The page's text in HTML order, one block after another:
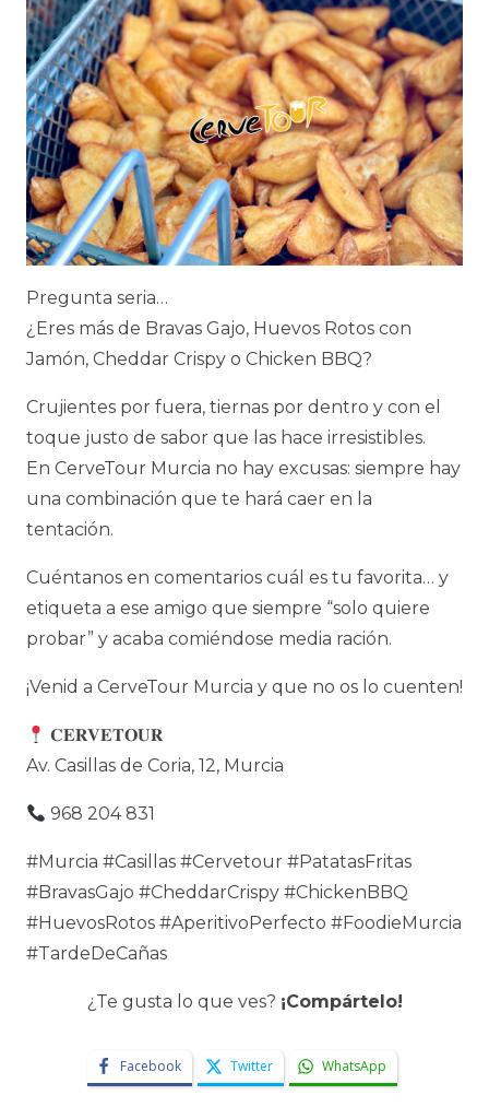
Pregunta seria…
¿Eres más de Bravas Gajo, Huevos Rotos con
Jamón, Cheddar Crispy o Chicken BBQ?
Crujientes por fuera, tiernas por dentro y con el
toque justo de sabor que las hace irresistibles.
En CerveTour Murcia no hay excusas: siempre hay
una combinación que te hará caer en la
tentación.
Cuéntanos en comentarios cuál es tu favorita… y
etiqueta a ese amigo que siempre “solo quiere
probar” y acaba comiéndose media ración.
¡Venid a CerveTour Murcia y que no os lo cuenten!
𝐂𝐄𝐑𝐕𝐄𝐓𝐎𝐔𝐑
Av. Casillas de Coria, 12, Murcia
968 204 831
#Murcia #Casillas #Cervetour #PatatasFritas
#BravasGajo #CheddarCrispy #ChickenBBQ
#HuevosRotos #AperitivoPerfecto #FoodieMurcia
#TardeDeCañas
¿Te gusta lo que ves? ¡Compártelo!
Facebook Twitter WhatsApp